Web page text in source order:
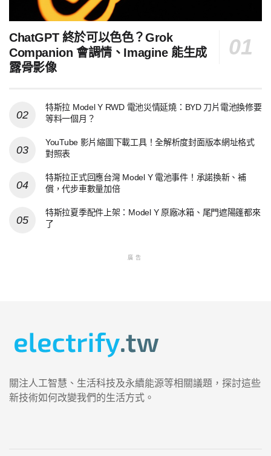
ChatGPT 終於可以色色？Grok
Companion 會調情、Imagine 能生成
露骨影像
特斯拉 Model Y RWD 電池災情延燒：BYD 刀片電池換修要
等料一個月？
YouTube 影片縮圖下載工具！全解析度封面版本網址格式
對照表
特斯拉正式回應台灣 Model Y 電池事件！承諾換新、補
償，代步車數量加倍
特斯拉夏季配件上架：Model Y 原廠冰箱、尾門遮陽篷都來
了
廣告
關注人工智慧、生活科技及永續能源等相關議題，探討這些
新技術如何改變我們的生活方式。